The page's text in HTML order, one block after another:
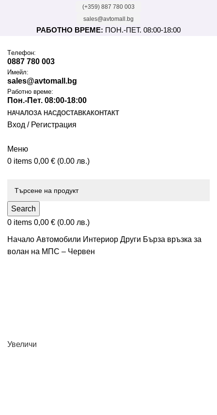
(+359) 887 780 003
sales@avtomall.bg
РАБОТНО ВРЕМЕ: ПОН.-ПЕТ. 08:00-18:00
Tелефон:
0887 780 003
Имейл:
sales@avtomall.bg
Работно време:
Пон.-Пет. 08:00-18:00
НАЧАЛОЗА НАСДОСТАВКАКОНТАКТ
Вход / Регистрация
Меню
0 items 0,00 € (0.00 лв.)
Search
0 items 0,00 € (0.00 лв.)
Начало Автомобили Интериор Други Бърза връзка за
волан на МПС – Червен
Увеличи